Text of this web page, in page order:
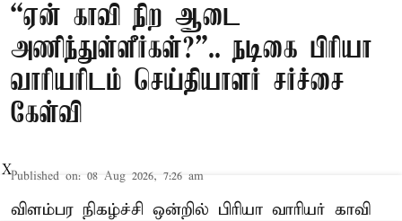
“ஏன் காவி நிற ஆடை
அணிந்துள்ளீர்கள்?”.. நடிகை பிரியா
வாரியரிடம் செய்தியாளர் சர்ச்சை
கேள்வி
Published on: 08 Aug 2026, 7:26 am
விளம்பர நிகழ்ச்சி ஒன்றில் பிரியா வாரியர் காவி
X